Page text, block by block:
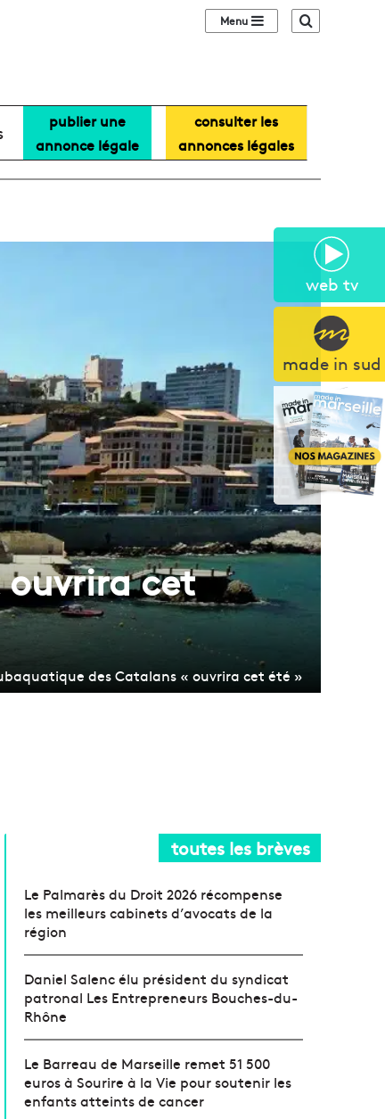
web tv
made in sud
Sidebar (barre
publier une
annonce légale
consulter les
annonces légales
ouvrira cet
des Catalans « ouvrira cet été »
toutes les brèves
Le Palmarès du Droit 2026 récompense
les meilleurs cabinets d’avocats de la
région
Daniel Salenc élu président du syndicat
patronal Les Entrepreneurs Bouches-du-
Rhône
Le Barreau de Marseille remet 51 500
euros à Sourire à la Vie pour soutenir les
enfants atteints de cancer